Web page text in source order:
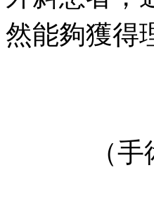
然能夠獲得
（